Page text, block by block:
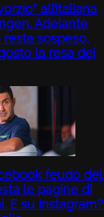
all’italiana
Adelante
resta sospeso,
la resa dei
feudo del
le pagine di
E su Instagram?